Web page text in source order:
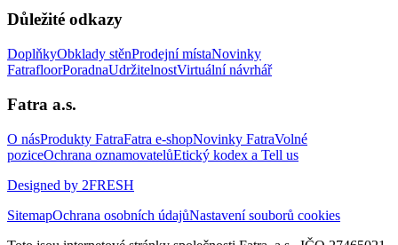
Důležité odkazy
DoplňkyObklady stěnProdejní místaNovinky
FatrafloorPoradnaUdržitelnostVirtuální návrhář
Fatra a.s.
O násProdukty FatraFatra e-shopNovinky FatraVolné
poziceOchrana oznamovatelůEtický kodex a Tell us
Designed by 2FRESH
SitemapOchrana osobních údajůNastavení souborů cookies